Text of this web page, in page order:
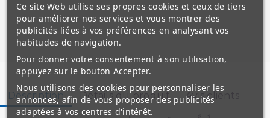
Description Détails du produit Avis clients
Ce site Web utilise ses propres cookies et ceux de tiers
pour améliorer nos services et vous montrer des
publicités liées à vos préférences en analysant vos
habitudes de navigation.
Pour donner votre consentement à son utilisation,
appuyez sur le bouton Accepter.
Nous utilisons des cookies pour personnaliser les
annonces, afin de vous proposer des publicités
adaptées à vos centres d'intérêt.